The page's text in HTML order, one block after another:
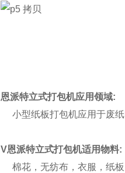
恩派特立式打包机应用领域:
小型纸板打包机应用于废纸
V恩派特立式打包机适用物料:
棉花，无纺布，衣服，纸板